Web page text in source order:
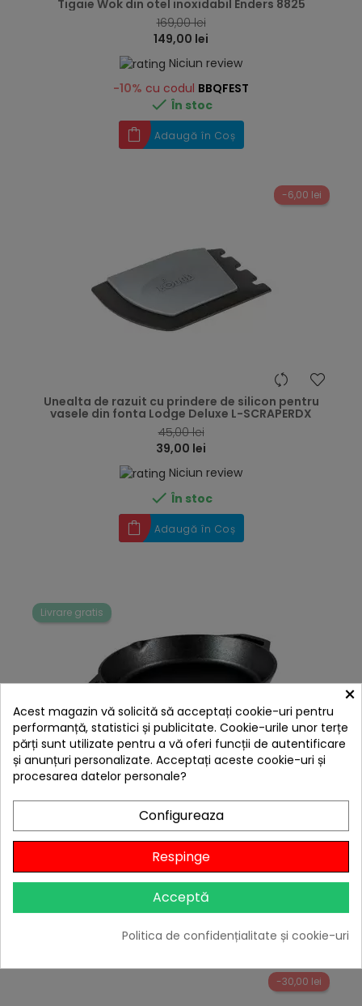
Tigaie Wok din otel inoxidabil Enders 8825
169,00 lei
149,00 lei
Niciun review
-10% cu codul BBQFEST
 În stoc
Adaugă în Coș
-6,00 lei
Unealta de razuit cu prindere de silicon pentru
vasele din fonta Lodge Deluxe L-SCRAPERDX
45,00 lei
39,00 lei
Niciun review
 În stoc
Adaugă în Coș
Livrare gratis
30 cm L-10SKL
329,00 lei
Niciun review
-10%cu codulBBQFEST
În stoc
-30,00 lei
×
Acest magazin vă solicită să acceptați cookie-uri pentru
performanță, statistici și publicitate. Cookie-urile unor terțe
părți sunt utilizate pentru a vă oferi funcții de autentificare
și anunțuri personalizate. Acceptați aceste cookie-uri și
procesarea datelor personale?
Configureaza
Respinge
Acceptă
Politica de confidențialitate și cookie-uri